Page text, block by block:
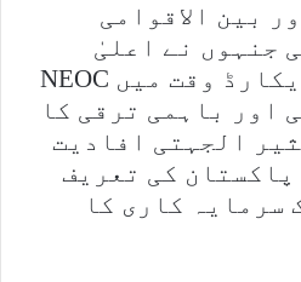
بین الاقوامی
جنہوں نے اعلیٰ
نتائج کے قیام، ریکارڈ وقت میں NEOC
اور باہمی ترقی کا
الجہتی افادیت
کی تعریف
سرمایہ کاری کا